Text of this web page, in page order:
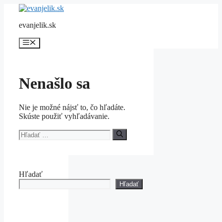
Preskočiť
obsahevanjelik.sk
Menu
Nenašlo sa
Nie je možné nájsť to, čo hľadáte.
Skúste použiť vyhľadávanie.
Hľadať:
Hľadať
Hľadať